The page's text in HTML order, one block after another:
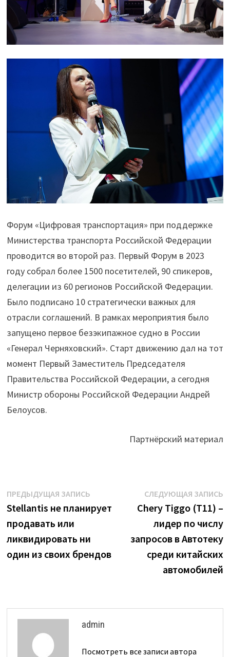
Форум «Цифровая транспортация» при поддержке
Министерства транспорта Российской Федерации
проводится во второй раз. Первый Форум в 2023
году собрал более 1500 посетителей, 90 спикеров,
делегации из 60 регионов Российской Федерации.
Было подписано 10 стратегически важных для
отрасли соглашений. В рамках мероприятия было
запущено первое безэкипажное судно в России
«Генерал Черняховский». Старт движению дал на тот
момент Первый Заместитель Председателя
Правительства Российской Федерации, а сегодня
Министр обороны Российской Федерации Андрей
Белоусов.
Партнёрский материал
Навигация
по
записям
ПРЕДЫДУЩАЯ ЗАПИСЬПредыдущая
запись:
Stellantis не планирует
продавать или
ликвидировать ни
один из своих брендов
СЛЕДУЮЩАЯ ЗАПИСЬ
Chery Tiggo (T11) –
лидер по числу
запросов в Автотеку
среди китайских
автомобилей
admin
Посмотреть все записи автора